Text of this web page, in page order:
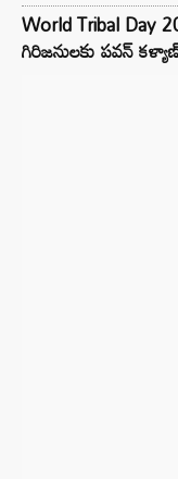
World Tribal Day
గిరిజనులకు పవన్